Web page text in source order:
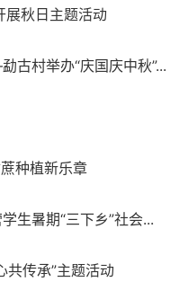
秋日主题活动
村举办“庆国庆中秋”...
种植新乐章
生暑期“三下乡”社会...
共传承”主题活动